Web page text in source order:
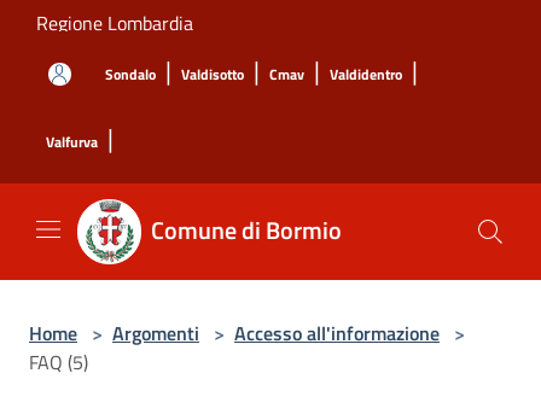
Salta al contenuto principale
Regione Lombardia
Sondalo | Valdisotto | Cmav | Valdidentro |
Valfurva |
Comune di Bormio
Home > Argomenti > Accesso all'informazione >
FAQ (5)